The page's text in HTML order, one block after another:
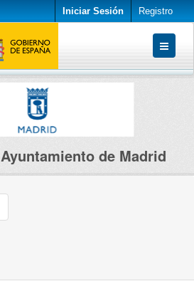
Iniciar Sesión Registro
Ayuntamiento de Madrid